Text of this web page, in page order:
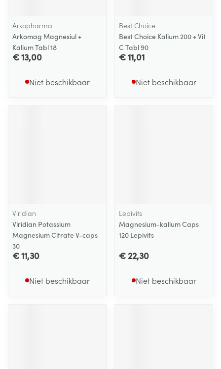
Arkopharma
Arkomag Magnesiul +
Kalium Tabl 18
€ 13,00
Niet beschikbaar
Best Choice
Best Choice Kalium 200 + Vit
C Tabl 90
€ 11,01
Niet beschikbaar
Viridian
Viridian Potassium
Magnesium Citrate V-caps
30
€ 11,30
Niet beschikbaar
Lepivits
Magnesium-kalium Caps
120 Lepivits
€ 22,30
Niet beschikbaar